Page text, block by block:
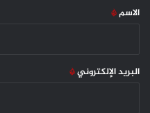
*
الاسم*
البريد الإلكتروني*